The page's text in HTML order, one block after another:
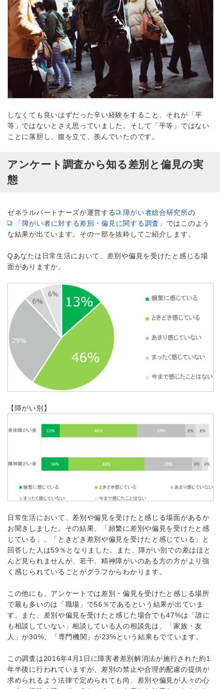
しなくても良いはずだった辛い経験をすること、それが「平
等」ではないとさえ思っていました。そして「平等」ではない
ことに落胆し、腹を立て、羨んでいたのです。
アンケート調査から知る差別と偏見の実
態
ゼネラルパートナーズが運営する 障がい者総合研究所の
「障がい者に対する差別・偏見に関する調査」 ではこのよう
な結果が出ています。その一部を抜粋してご紹介します。
Qあなたは日常生活において、差別や偏見を受けたと感じる場
面がありますか。
【障がい別】
日常生活において、差別や偏見を受けたと感じる場面があるか
お聞きしました。その結果、「頻繁に差別や偏見を受けたと感
じている」、「ときどき差別や偏見を受けたと感じている」と
回答した人は59％となりました。また、障がい別での差はほと
んど見られませんが、若干、精神障がいのある方の方がより強
く感じられていることがグラフからわかります。
この他にも、アンケートでは差別・偏見を受けたと感じる場所
で最も多いのは「職場」で56％であるという結果が出ていま
す。また、差別や偏見を受けたと感じた場合でも47%は「誰に
も相談していない」相談している人の相談先は、「家族・友
人」が30%、「専門機関」が23%という結果もでています。
この調査は2016年4月1日に障害者差別解消法が施行された約1
年半後に行われていますが、差別の禁止や合理的配慮の提供が
求められるよう法律で定められても尚、差別や偏見が人々の心